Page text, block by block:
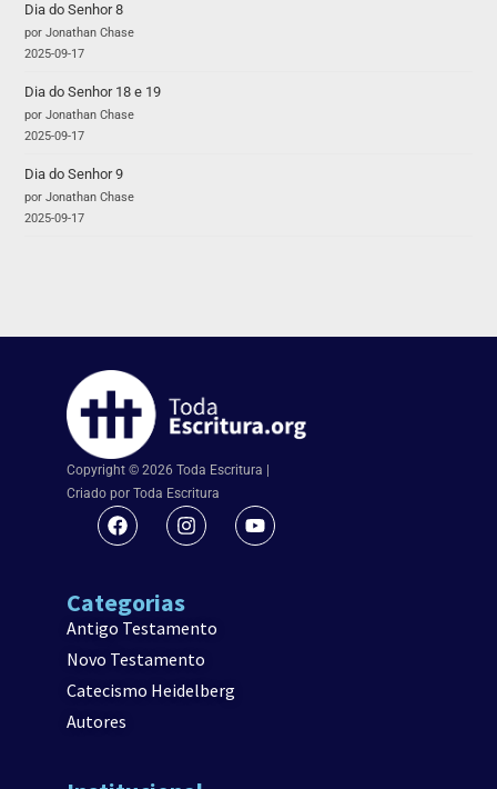
Dia do Senhor 8
por Jonathan Chase
2025-09-17
Dia do Senhor 18 e 19
por Jonathan Chase
2025-09-17
Dia do Senhor 9
por Jonathan Chase
2025-09-17
Copyright © 2026 Toda Escritura |
Criado por Toda Escritura
Categorias
Antigo Testamento
Novo Testamento
Catecismo Heidelberg
Autores